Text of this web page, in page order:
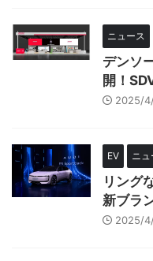
ニュース
デンソ
開！
2025/
EV ニュ
リング
新ブラ
2025/